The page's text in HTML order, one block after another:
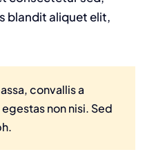
blandit aliquet elit,
convallis a
non nisi. Sed